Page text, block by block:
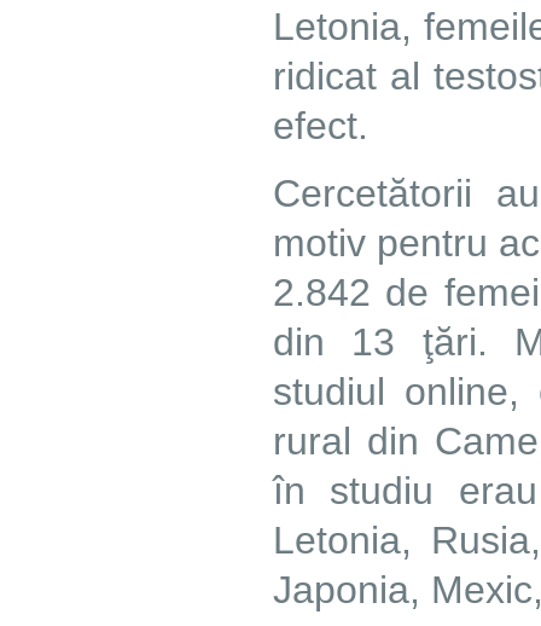
Letonia,
ridicat al
efect.
Cercetătorii
motiv pentru
2.842 de
din 13 ţări.
studiul
rural din
în studiu
Letonia,
Japonia,